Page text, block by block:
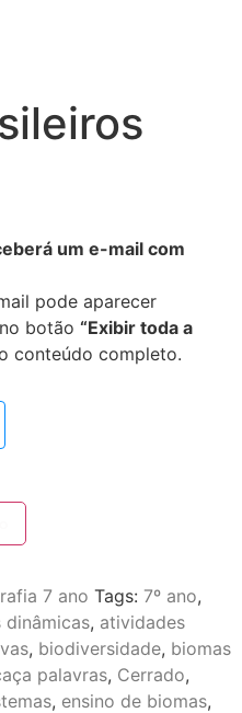
um e-mail com
pode aparecer
botão “Exibir toda a
conteúdo completo.
7 ano Tags: 7º ano,
dinâmicas, atividades
, biodiversidade, biomas
palavras, Cerrado,
, ensino de biomas,